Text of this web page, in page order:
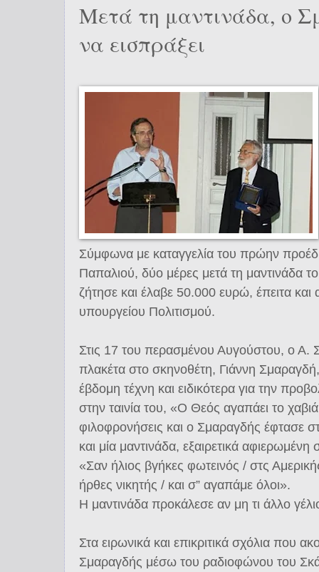
Μετά τη μαντινάδα, ο
να εισπράξει
Σύμφωνα με καταγγελία του πρώην
Παπαλιού, δύο μέρες μετά τη μαντινάδα
ζήτησε και έλαβε 50.000 ευρώ, έπειτα
υπουργείου Πολιτισμού.
Στις 17 του περασμένου Αυγούστου, ο Α.
πλακέτα στο σκηνοθέτη, Γιάννη
έβδομη τέχνη και ειδικότερα για την
στην ταινία του, «Ο Θεός αγαπάει το
φιλοφρονήσεις και ο Σμαραγδής έφτασε
και μία μαντινάδα, εξαιρετικά
«Σαν ήλιος βγήκες φωτεινός / στς
ήρθες νικητής / και σ” αγαπάμε όλοι».
Η μαντινάδα προκάλεσε αν μη τι άλλο
Στα ειρωνικά και επικριτικά σχόλια που
Σμαραγδής μέσω του ραδιοφώνου του